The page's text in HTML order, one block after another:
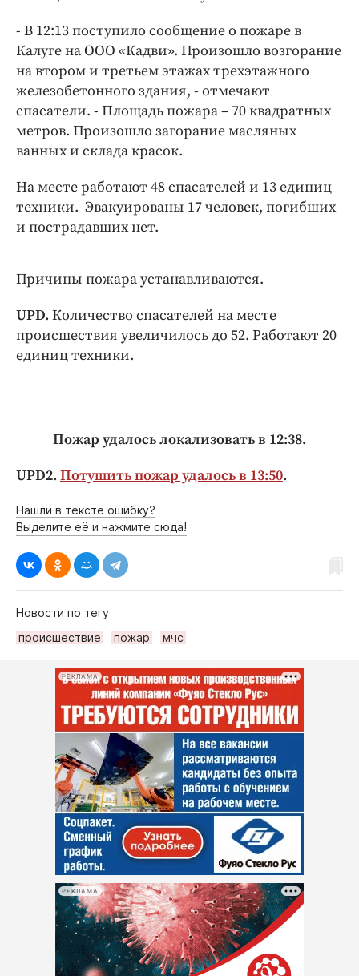
- В 12:13 поступило сообщение о пожаре в
Калуге на ООО «Кадви». Произошло возгорание
на втором и третьем этажах трехэтажного
железобетонного здания, - отмечают
спасатели. - Площадь пожара – 70 квадратных
метров. Произошло загорание масляных
ванных и склада красок.
На месте работают 48 спасателей и 13 единиц
техники. Эвакуированы 17 человек, погибших
и пострадавших нет.
Причины пожара устанавливаются.
UPD. Количество спасателей на месте
происшествия увеличилось до 52. Работают 20
единиц техники.
Пожар удалось локализовать в 12:38.
UPD2. Потушить пожар удалось в 13:50.
Нашли в тексте ошибку?
Выделите её и нажмите сюда!
Новости по тегу
происшествие
пожар мчс
РЕКЛАМА
РЕКЛАМА